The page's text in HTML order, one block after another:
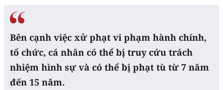
Bên cạnh việc xử phạt vi phạm hành chính,
tổ chức, cá nhân có thể bị truy cứu trách
nhiệm hình sự và có thể bị phạt tù từ 7 năm
đến 15 năm.